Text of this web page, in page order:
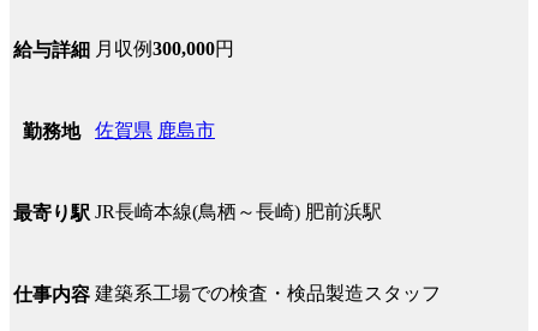
給与詳細 月収例300,000円
勤務地 佐賀県 鹿島市
最寄り駅 JR長崎本線(鳥栖～長崎) 肥前浜駅
仕事内容 建築系工場での検査・検品製造スタッフ